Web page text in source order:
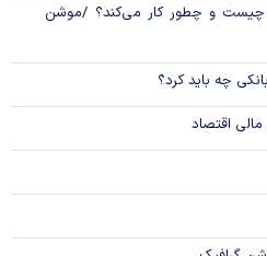
و چطور کار می‌کند؟ /موشن
چه باید کرد؟
مالی اقتصاد